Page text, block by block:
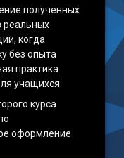
полученных
реальных
когда
без опыта
практика
учащихся.
курса
оформление